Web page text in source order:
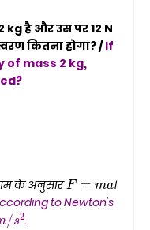
kg है और उस पर 12 N
कितना होगा? /If
of mass 2 kg,
के अनुसार F=
।
to Newton's
2 .